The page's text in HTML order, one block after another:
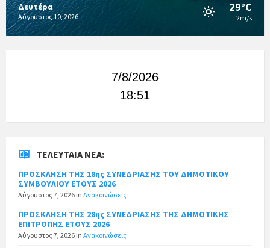
Δευτέρα
Αύγουστος 10, 2026
29°C
2m/s
7/8/2026
18:51
ΤΕΛΕΥΤΑΊΑ ΝΈΑ:
ΠΡΟΣΚΛΗΣΗ ΤΗΣ 18ης ΣΥΝΕΔΡΙΑΣΗΣ ΤΟΥ ΔΗΜΟΤΙΚΟΥ
ΣΥΜΒΟΥΛΙΟΥ ΕΤΟΥΣ 2026
Αύγουστος 7, 2026 in Ανακοινώσεις
ΠΡΟΣΚΛΗΣΗ ΤΗΣ 28ης ΣΥΝΕΔΡΙΑΣΗΣ ΤΗΣ ΔΗΜΟΤΙΚΗΣ
ΕΠΙΤΡΟΠΗΣ ΕΤΟΥΣ 2026
Αύγουστος 7, 2026 in Ανακοινώσεις